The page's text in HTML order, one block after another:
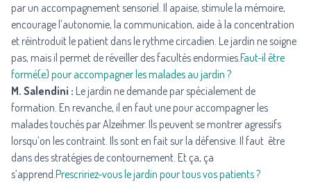
par un accompagnement sensoriel. Il apaise, stimule la mémoire,
encourage l’autonomie, la communication, aide à la concentration
et réintroduit le patient dans le rythme circadien. Le jardin ne soigne
pas, mais il permet de réveiller des facultés endormies.Faut-il être
formé(e) pour accompagner les malades au jardin ?
M. Salendini : Le jardin ne demande par spécialement de
formation. En revanche, il en faut une pour accompagner les
malades touchés par Alzeihmer. Ils peuvent se montrer agressifs
lorsqu’on les contraint. Ils sont en fait sur la défensive. Il faut être
dans des stratégies de contournement. Et ça, ça
s’apprend.Prescririez-vous le jardin pour tous vos patients ?